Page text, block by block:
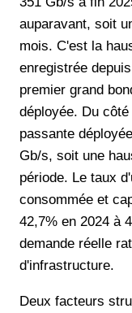
auparavant, soit
mois. C'est la
enregistrée
premier grand
déployée. Du
passante
Gb/s, soit une
période. Le taux
consommée et
42,7% en 2024 à
demande réelle
d'infrastructure.
Deux facteurs